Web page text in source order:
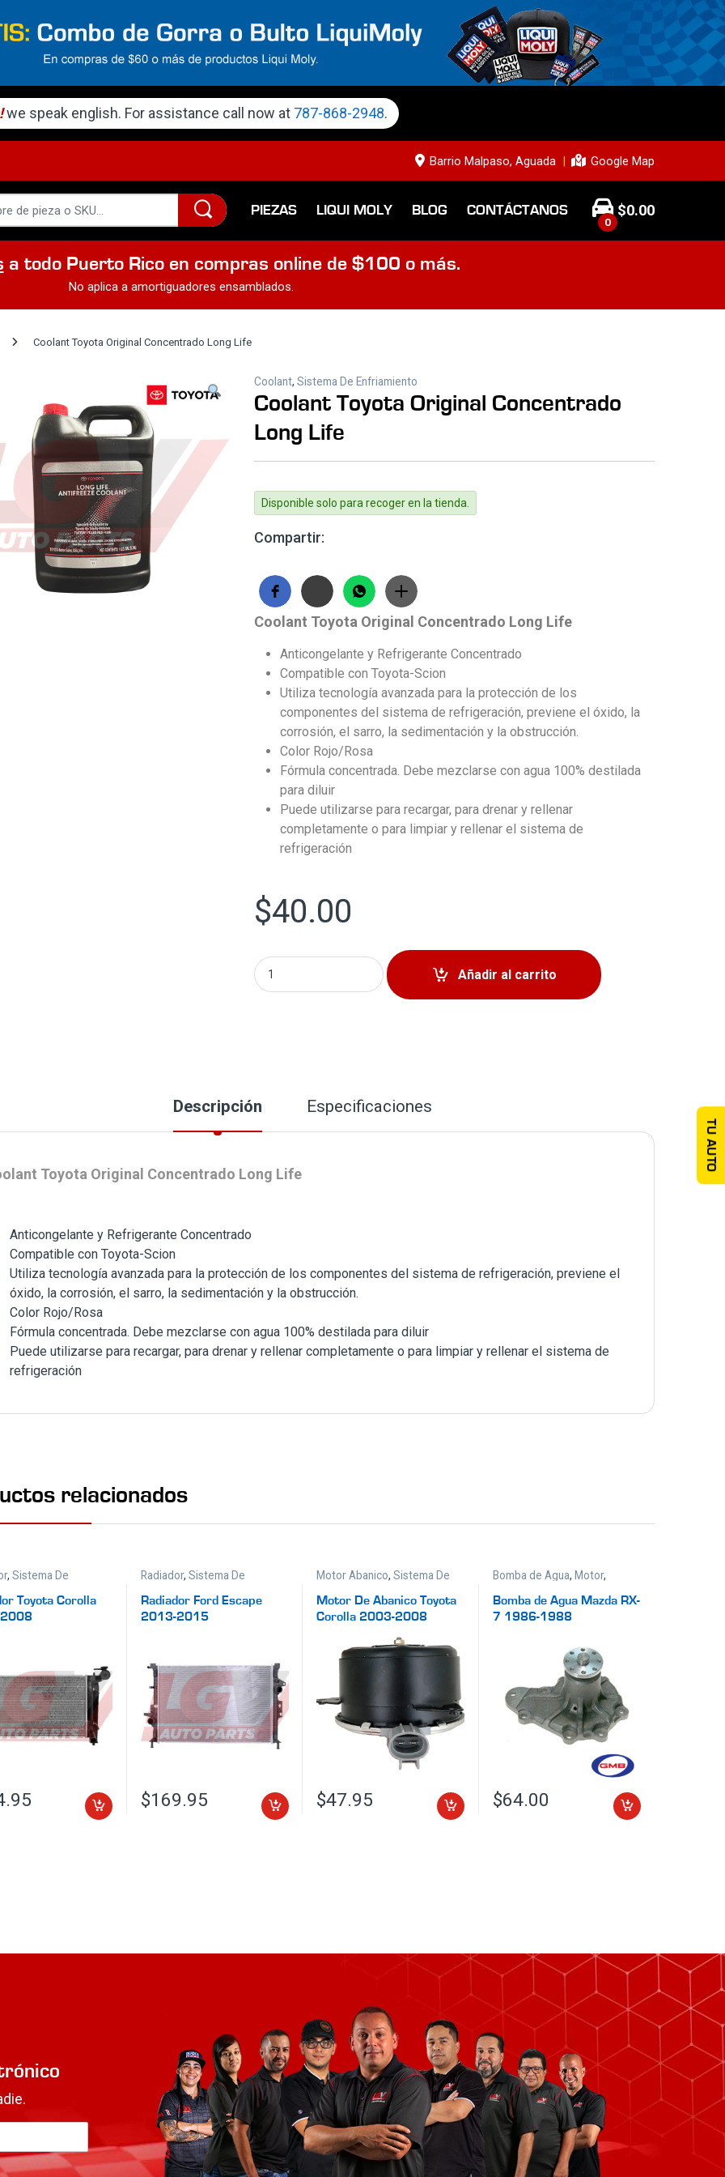
we speak english. For assistance call now at 787-868-2948.
Barrio Malpaso, Aguada Google Map
PIEZAS LIQUI MOLY BLOG CONTÁCTANOS
0
$0.00
a todo Puerto Rico en compras online de $100 o más.
No aplica a amortiguadores ensamblados.
Coolant Toyota Original Concentrado Long Life
Coolant, Sistema De Enfriamiento
Coolant Toyota Original Concentrado
Long Life
Disponible solo para recoger en la tienda.
Compartir:
Coolant Toyota Original Concentrado Long Life
Anticongelante y Refrigerante Concentrado
Compatible con Toyota-Scion
Utiliza tecnología avanzada para la protección de los
componentes del sistema de refrigeración, previene el óxido, la
corrosión, el sarro, la sedimentación y la obstrucción.
Color Rojo/Rosa
Fórmula concentrada. Debe mezclarse con agua 100% destilada
para diluir
Puede utilizarse para recargar, para drenar y rellenar
completamente o para limpiar y rellenar el sistema de
refrigeración
$40.00
Coolant Toyota Original Concentrado Long Life quantity
Añadir al carrito
Descripción Especificaciones
Toyota Original Concentrado Long Life
Anticongelante y Refrigerante Concentrado
Compatible con Toyota-Scion
Utiliza tecnología avanzada para la protección de los componentes del sistema de refrigeración, previene el
óxido, la corrosión, el sarro, la sedimentación y la obstrucción.
Color Rojo/Rosa
Fórmula concentrada. Debe mezclarse con agua 100% destilada para diluir
Puede utilizarse para recargar, para drenar y rellenar completamente o para limpiar y rellenar el sistema de
refrigeración
relacionados
,Sistema De
Toyota Corolla
Radiador, Sistema De
Radiador Ford Escape
2013-2015
$169.95
Motor Abanico,Sistema De
Motor De Abanico Toyota
Corolla 2003-2008
$47.95
Bomba de Agua, Motor,
Bomba de Agua Mazda RX-
7 1986-1988
$64.00
TU AUTO